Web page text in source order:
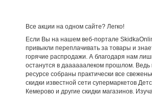
Все акции на одном сайте? Легко!
Если Вы на нашем веб-портале
привыкли переплачивать за товары и
горячие распродажи. А благодаря нам
останутся в даааааалеком прошлом.
ресурсе собраны практически все
скидки известной сети супермаркетов
Кемерово и другие скидки магазинов.